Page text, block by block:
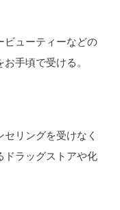
ビューティーなどの
手頃で受ける。
リングを受けなく
ドラッグストアや化